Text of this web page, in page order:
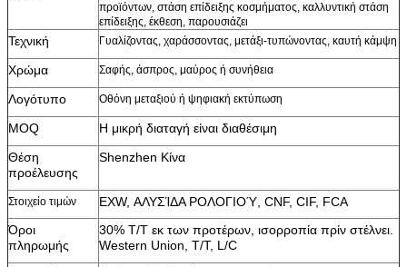
προϊόντων, στάση επίδειξης κοσμήματος, καλλυντική στάση
επίδειξης, έκθεση, παρουσιάζει
Τεχνική Γυαλίζοντας, χαράσσοντας, μετάξι-τυπώνοντας, καυτή κάμψη
Χρώμα Σαφής, άσπρος, μαύρος ή συνήθεια
Λογότυπο Οθόνη μεταξιού ή ψηφιακή εκτύπωση
MOQ
Η μικρή διαταγή είναι διαθέσιμη
Θέση
προέλευσης
Shenzhen Κίνα
Στοιχείο τιμών
EXW, ΑΛΥΣΊΔΑ ΡΟΛΟΓΙΟΎ, CNF, CIF, FCA
Όροι
πληρωμής
30% T/T εκ των προτέρων, ισορροπία πρίν στέλνει.
Western Union, T/T, L/C